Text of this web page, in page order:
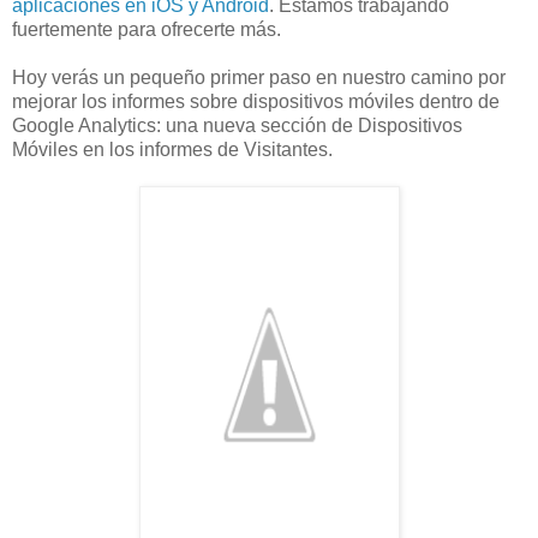
aplicaciones en iOS y Android. Estamos trabajando
fuertemente para ofrecerte más.
Hoy verás un pequeño primer paso en nuestro camino por
mejorar los informes sobre dispositivos móviles dentro de
Google Analytics: una nueva sección de Dispositivos
Móviles en los informes de Visitantes.